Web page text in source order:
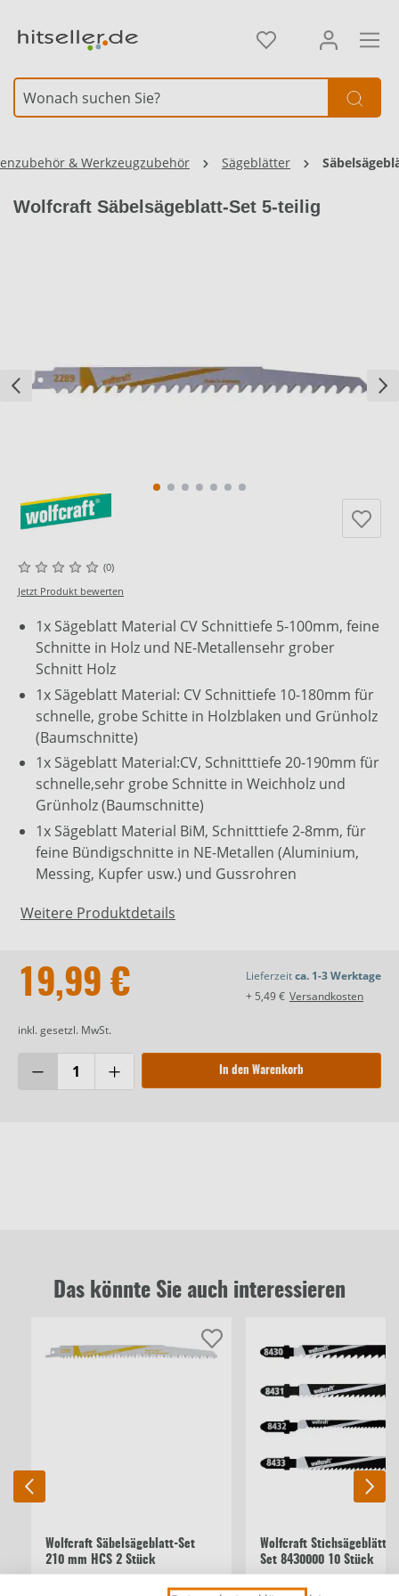
& Werkzeugzubehör Sägeblätter
Wolfcraft Säbelsägeblatt-Set 5-teilig
(0)
Jetzt Produkt bewerten
1x Sägeblatt Material CV Schnittiefe 5-100mm, feine
Schnitte in Holz und NE-Metallensehr grober
Schnitt Holz
1x Sägeblatt Material: CV Schnittiefe 10-180mm für
schnelle, grobe Schitte in Holzblaken und Grünholz
(Baumschnitte)
1x Sägeblatt Material:CV, Schnitttiefe 20-190mm für
schnelle,sehr grobe Schnitte in Weichholz und
Grünholz (Baumschnitte)
1x Sägeblatt Material BiM, Schnitttiefe 2-8mm, für
feine Bündigschnitte in NE-Metallen (Aluminium,
Messing, Kupfer usw.) und Gussrohren
Weitere Produktdetails
19,99 €
inkl. gesetzl. MwSt.
Lieferzeitca. 1-3 Werktage
+ 5,49 € Versandkosten
In den Warenkorb
Das könnte Sie auch interessieren
Wolfcraft Säbelsägeblatt-Set
210 mm HCS 2 Stück
Wolfcraft
Set 8430000 10 Stück